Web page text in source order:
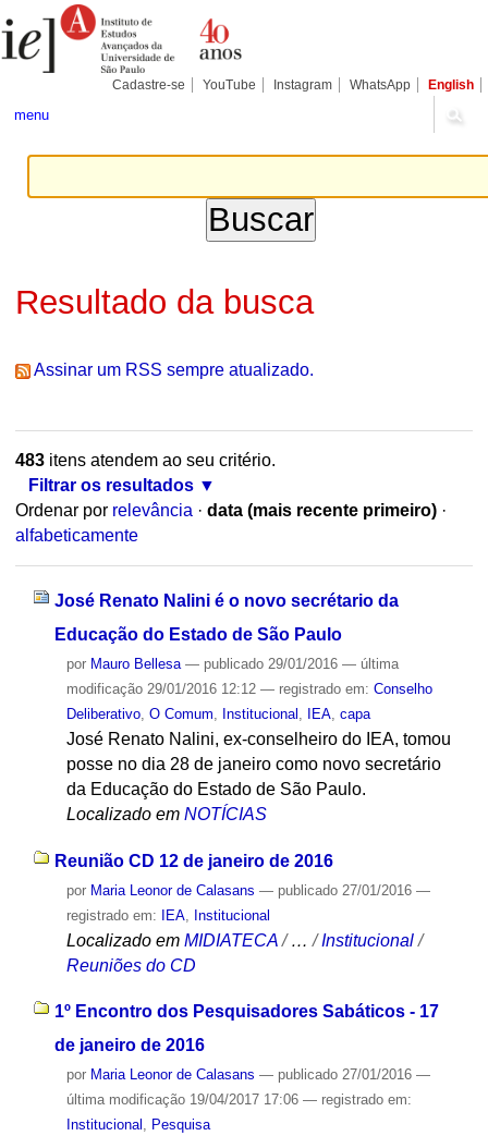
para
conteúdo.
Pessoais
Cadastre-se YouTube Instagram WhatsApp English
menu
Resultado da busca
Assinar um RSS sempre atualizado.
483itens atendem ao seu critério.
Filtrar os resultados
Ordenar por relevância · data (mais recente primeiro) ·
alfabeticamente
José Renato Nalini é o novo secrétario da
Educação do Estado de São Paulo
por Mauro Bellesa — publicado29/01/2016 — última
modificação29/01/2016 12:12 — registrado em: Conselho
Deliberativo, O Comum Institucional IEA, capa
José Renato Nalini, ex-conselheiro do IEA, tomou
posse no dia 28 de janeiro como novo secretário
da Educação do Estado de São Paulo.
Localizado em NOTÍCIAS
Reunião CD 12 de janeiro de 2016
por Maria Leonor de Calasans — publicado27/01/2016 —
registrado em: IEA, Institucional
Localizado em MIDIATECA /…/Institucional /
Reuniões do CD
1º Encontro dos Pesquisadores Sabáticos - 17
de janeiro de 2016
por Maria Leonor de Calasans — publicado27/01/2016 —
última modificação19/04/2017 17:06 — registrado em:
Institucional , Pesquisa